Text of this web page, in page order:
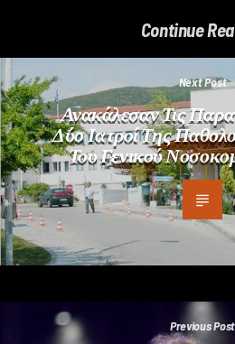
Continue
Next Post
Ανακάλεσαν Τις
Δύο Ιατροί Της
Του Γενικού
Previous Post